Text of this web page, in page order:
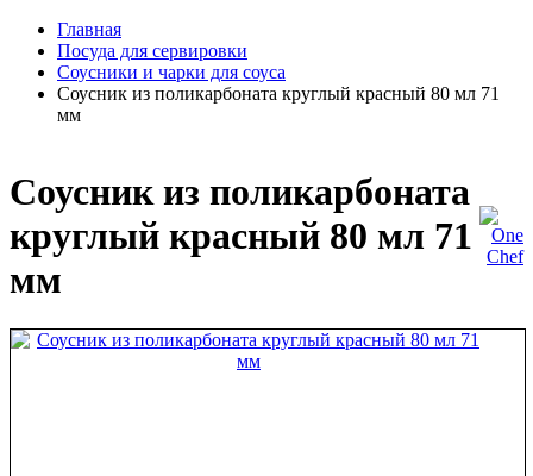
Главная
Посуда для сервировки
Соусники и чарки для соуса
Соусник из поликарбоната круглый красный 80 мл 71
мм
Соусник из поликарбоната
круглый красный 80 мл 71
мм